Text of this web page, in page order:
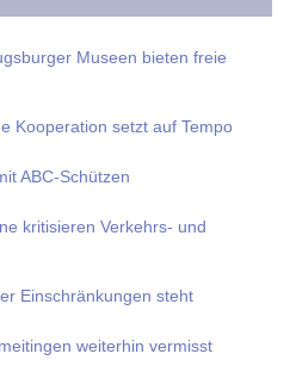
Museen bieten freie
Kooperation setzt auf Tempo
ABC-Schüt­zen
kritisieren Verkehrs- und
Einschränkungen steht
weiterhin vermisst